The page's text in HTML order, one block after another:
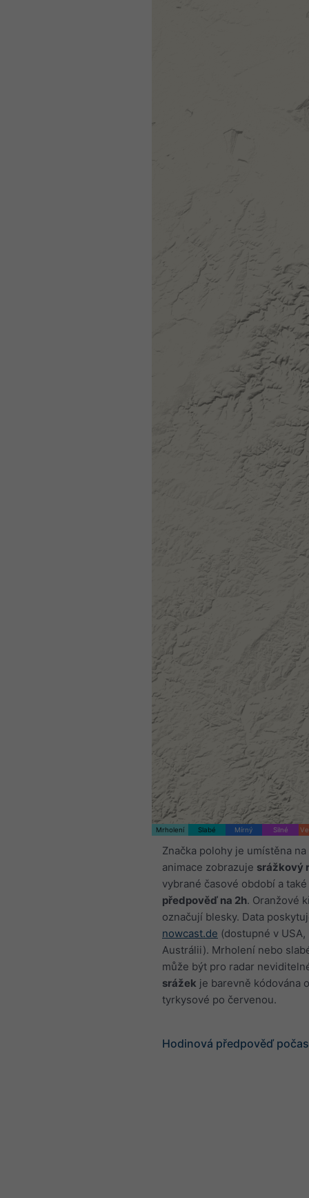
Mrholení Slabé Mírný Silné
Značka polohy je umístěna na
animace zobrazuje srážkový
vybrané časové období a také
předpověď na 2h. Oranžové
označují blesky. Data
nowcast.de (dostupné v USA,
Austrálii). Mrholení nebo
může být pro radar
srážek je barevně kódována
tyrkysové po červenou.
Hodinová předpověď